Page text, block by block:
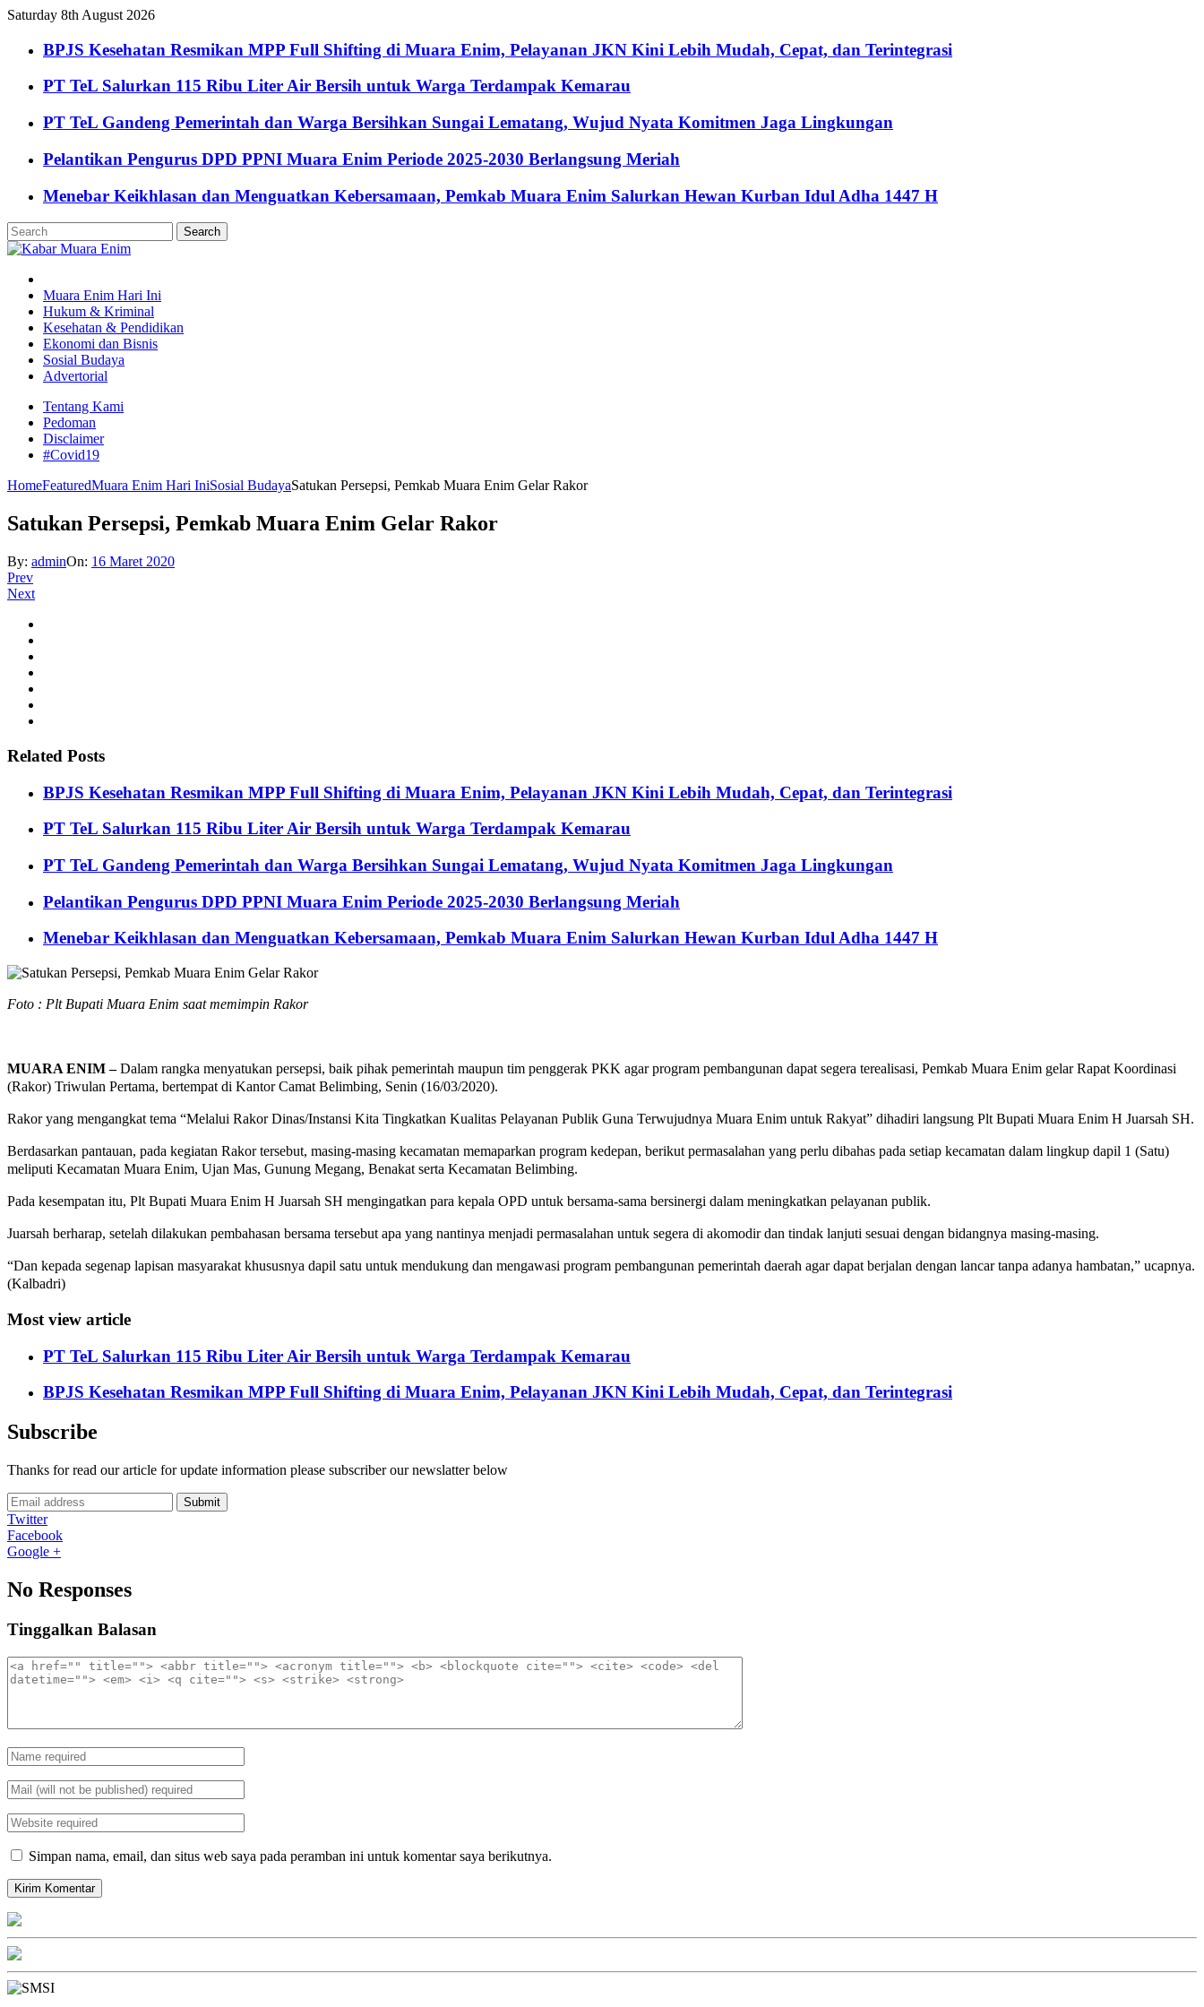
Saturday 8th August 2026
BPJS Kesehatan Resmikan MPP Full Shifting di Muara Enim, Pelayanan JKN Kini Lebih Mudah, Cepat, dan Terintegrasi
PT TeL Salurkan 115 Ribu Liter Air Bersih untuk Warga Terdampak Kemarau
PT TeL Gandeng Pemerintah dan Warga Bersihkan Sungai Lematang, Wujud Nyata Komitmen Jaga Lingkungan
Pelantikan Pengurus DPD PPNI Muara Enim Periode 2025-2030 Berlangsung Meriah
Menebar Keikhlasan dan Menguatkan Kebersamaan, Pemkab Muara Enim Salurkan Hewan Kurban Idul Adha 1447 H
Muara Enim Hari Ini
Hukum & Kriminal
Kesehatan & Pendidikan
Ekonomi dan Bisnis
Sosial Budaya
Advertorial
Tentang Kami
Pedoman
Disclaimer
#Covid19
HomeFeaturedMuara Enim Hari IniSosial BudayaSatukan Persepsi, Pemkab Muara Enim Gelar Rakor
Satukan Persepsi, Pemkab Muara Enim Gelar Rakor
By: adminOn: 16 Maret 2020
Prev
Next
Related Posts
BPJS Kesehatan Resmikan MPP Full Shifting di Muara Enim, Pelayanan JKN Kini Lebih Mudah, Cepat, dan Terintegrasi
PT TeL Salurkan 115 Ribu Liter Air Bersih untuk Warga Terdampak Kemarau
PT TeL Gandeng Pemerintah dan Warga Bersihkan Sungai Lematang, Wujud Nyata Komitmen Jaga Lingkungan
Pelantikan Pengurus DPD PPNI Muara Enim Periode 2025-2030 Berlangsung Meriah
Menebar Keikhlasan dan Menguatkan Kebersamaan, Pemkab Muara Enim Salurkan Hewan Kurban Idul Adha 1447 H
Foto : Plt Bupati Muara Enim saat memimpin Rakor
MUARA ENIM –Dalam rangka menyatukan persepsi, baik pihak pemerintah maupun tim penggerak PKK agar program pembangunan dapat segera terealisasi, Pemkab Muara Enim gelar Rapat Koordinasi
(Rakor) Triwulan Pertama, bertempat di Kantor Camat Belimbing, Senin (16/03/2020).
Rakor yang mengangkat tema “Melalui Rakor Dinas/Instansi Kita Tingkatkan Kualitas Pelayanan Publik Guna Terwujudnya Muara Enim untuk Rakyat” dihadiri langsung Plt Bupati Muara Enim H Juarsah SH.
Berdasarkan pantauan, pada kegiatan Rakor tersebut, masing-masing kecamatan memaparkan program kedepan, berikut permasalahan yang perlu dibahas pada setiap kecamatan dalam lingkup dapil 1 (Satu)
meliputi Kecamatan Muara Enim, Ujan Mas, Gunung Megang, Benakat serta Kecamatan Belimbing.
Pada kesempatan itu, Plt Bupati Muara Enim H Juarsah SH mengingatkan para kepala OPD untuk bersama-sama bersinergi dalam meningkatkan pelayanan publik.
Juarsah berharap, setelah dilakukan pembahasan bersama tersebut apa yang nantinya menjadi permasalahan untuk segera di akomodir dan tindak lanjuti sesuai dengan bidangnya masing-masing.
“Dan kepada segenap lapisan masyarakat khususnya dapil satu untuk mendukung dan mengawasi program pembangunan pemerintah daerah agar dapat berjalan dengan lancar tanpa adanya hambatan,” ucapnya.
(Kalbadri)
Most view article
PT TeL Salurkan 115 Ribu Liter Air Bersih untuk Warga Terdampak Kemarau
BPJS Kesehatan Resmikan MPP Full Shifting di Muara Enim, Pelayanan JKN Kini Lebih Mudah, Cepat, dan Terintegrasi
Subscribe
Thanks for read our article for update information please subscriber our newslatter below
Submit
Twitter
Facebook
Google +
No Responses
Tinggalkan Balasan
Simpan nama, email, dan situs web saya pada peramban ini untuk komentar saya berikutnya.